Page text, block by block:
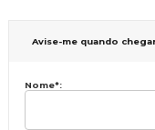
Avise-me quando
Nome*: